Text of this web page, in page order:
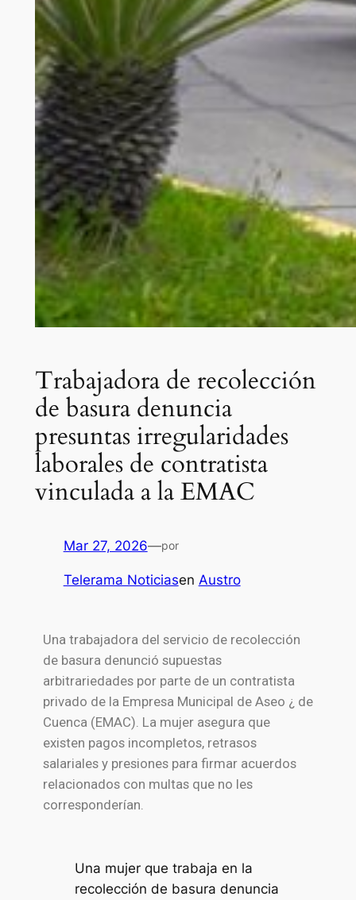
Trabajadora de recolección
de basura denuncia
presuntas irregularidades
laborales de contratista
vinculada a la EMAC
Mar 27, 2026—por
Telerama Noticiasen Austro
Una trabajadora del servicio de recolección
de basura denunció supuestas
arbitrariedades por parte de un contratista
privado de la Empresa Municipal de Aseo ¿ de
Cuenca (EMAC). La mujer asegura que
existen pagos incompletos, retrasos
salariales y presiones para firmar acuerdos
relacionados con multas que no les
corresponderían.
Una mujer que trabaja en la
recolección de basura denuncia